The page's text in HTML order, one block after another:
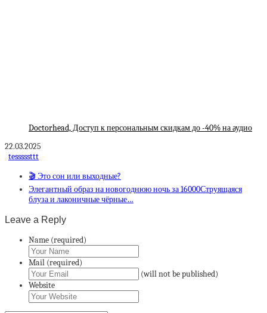
Doctorhead, Доступ к персональным скидкам до -40% на аудио
22.03.2025
tesssssttt
🎬 Это сон или выходные?
Элегантный образ на новогоднюю ночь за 16000Струящаяся
блуза и лаконичные чёрные…
Leave a Reply
Name (required)
Mail (required)
(will not be published)
Website